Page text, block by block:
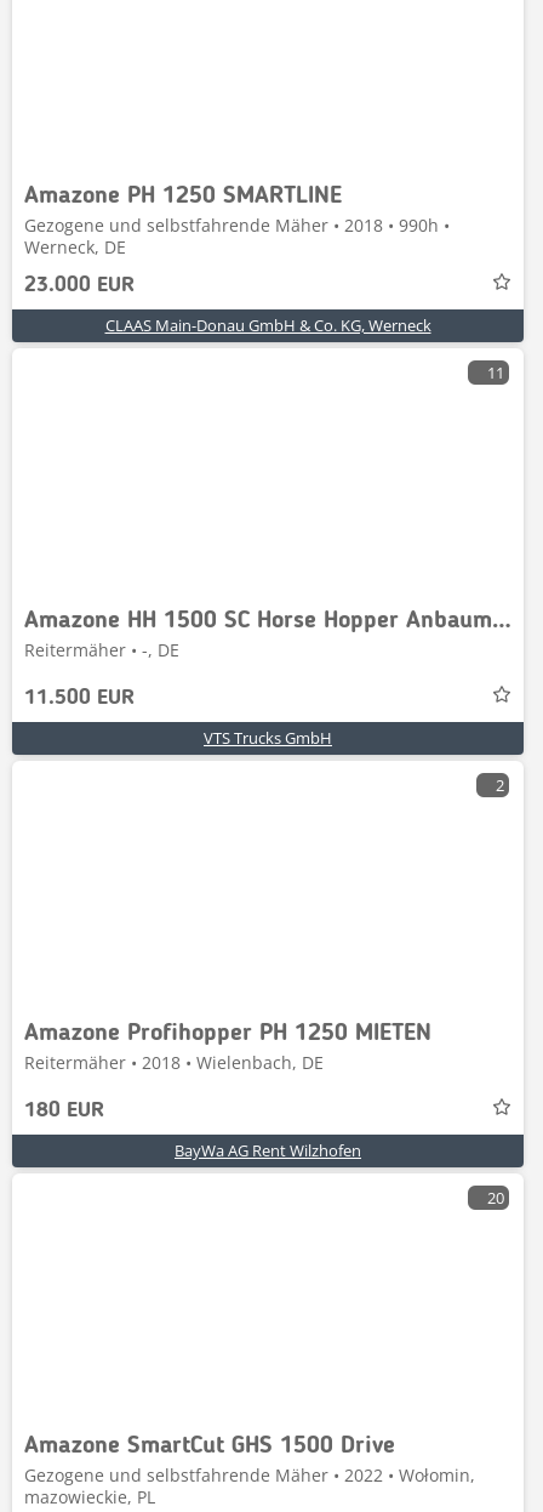
Amazone PH 1250 SMARTLINE
Gezogene und selbstfahrende Mäher • 2018 • 990h •
Werneck, DE
23.000 EUR
CLAAS Main-Donau GmbH & Co. KG, Werneck
11
Amazone HH 1500 SC Horse Hopper Anbaumäher
Reitermäher • -, DE
11.500 EUR
VTS Trucks GmbH
2
Amazone Profihopper PH 1250 MIETEN
Reitermäher • 2018 • Wielenbach, DE
180 EUR
BayWa AG Rent Wilzhofen
20
Amazone SmartCut GHS 1500 Drive
Gezogene und selbstfahrende Mäher • 2022 • Wołomin,
mazowieckie, PL